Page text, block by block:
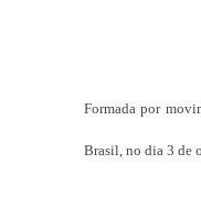
Formada por
Brasil, no dia 3 de